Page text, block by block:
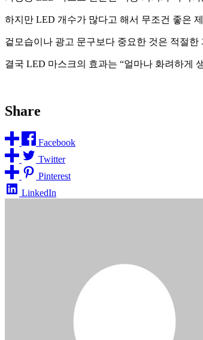
하지만 LED 개수가 많다고 해서 무조건 좋은
겉모습이나 광고 문구보다 중요한 것은 적절
결국 LED 마스크의 효과는 “얼마나 화려하게
Share
Facebook
Twitter
Pinterest
LinkedIn